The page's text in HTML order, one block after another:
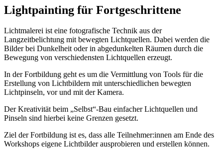
Lightpainting für Fortgeschrittene
Lichtmalerei ist eine fotografische Technik aus der
Langzeitbelichtung mit bewegten Lichtquellen. Dabei werden die
Bilder bei Dunkelheit oder in abgedunkelten Räumen durch die
Bewegung von verschiedensten Lichtquellen erzeugt.
In der Fortbildung geht es um die Vermittlung von Tools für die
Erstellung von Lichtbildern mit unterschiedlichen bewegten
Lichtpinseln, vor und mit der Kamera.
Der Kreativität beim „Selbst“-Bau einfacher Lichtquellen und
Pinseln sind hierbei keine Grenzen gesetzt.
Ziel der Fortbildung ist es, dass alle Teilnehmer:innen am Ende des
Workshops eigene Lichtbilder ausprobieren und erstellen können.